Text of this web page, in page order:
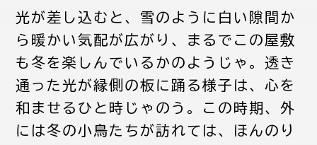
光が差し込むと、雪のように白い隙間か
ら暖かい気配が広がり、まるでこの屋敷
も冬を楽しんでいるかのようじゃ。透き
通った光が縁側の板に踊る様子は、心を
和ませるひと時じゃのう。この時期、外
には冬の小鳥たちが訪れては、ほんのり